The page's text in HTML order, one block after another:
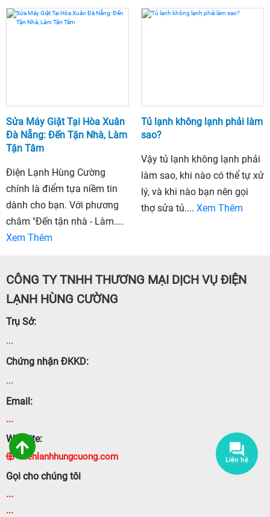
Sửa Máy Giặt Tại Hòa Xuân
Đà Nẵng: Đến Tận Nhà, Làm
Tận Tâm
Điện Lạnh Hùng Cường
chính là điểm tựa niềm tin
dành cho bạn. Với phương
châm "Đến tận nhà - Làm....
Xem Thêm
Tủ lạnh không lạnh phải làm
sao?
Vậy tủ lạnh không lạnh phải
làm sao, khi nào có thể tự xử
lý, và khi nào bạn nên gọi
thợ sửa tủ.... Xem Thêm
CÔNG TY TNHH THƯƠNG MẠI DỊCH VỤ ĐIỆN
LẠNH HÙNG CƯỜNG
Trụ Sở:
...
Chứng nhận ĐKKD:
...
Email:
...
Website:
dienlanhhungcuong.com
Gọi cho chúng tôi
...
...